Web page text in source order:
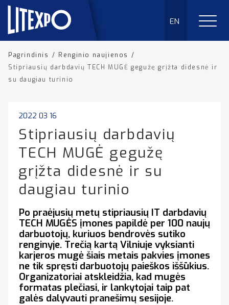
EN
Pagrindinis / Renginio naujienos /
Stipriausių darbdavių TECH MUGĖ gegužę grįžta didesnė ir
su daugiau turinio
2022 03 16
Stipriausių darbdavių
TECH MUGĖ gegužę
grįžta didesnė ir su
daugiau turinio
Po praėjusių metų stipriausių IT darbdavių
TECH MUGĖS įmones papildė per 100 naujų
darbuotojų, kuriuos bendrovės sutiko
renginyje. Trečią kartą Vilniuje vyksianti
karjeros mugė šiais metais pakvies įmones
ne tik spręsti darbuotojų paieškos iššūkius.
Organizatoriai atskleidžia, kad mugės
formatas plečiasi, ir lankytojai taip pat
galės dalyvauti pranešimų sesijoje.